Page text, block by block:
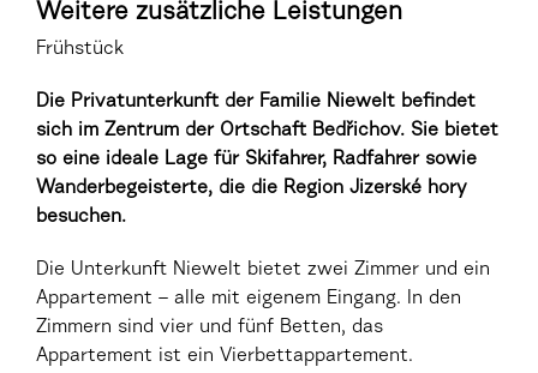
Weitere zusätzliche Leistungen
Frühstück
Die Privatunterkunft der Familie Niewelt befindet
sich im Zentrum der Ortschaft Bedřichov. Sie bietet
so eine ideale Lage für Skifahrer, Radfahrer sowie
Wanderbegeisterte, die die Region Jizerské hory
besuchen.
Die Unterkunft Niewelt bietet zwei Zimmer und ein
Appartement – alle mit eigenem Eingang. In den
Zimmern sind vier und fünf Betten, das
Appartement ist ein Vierbettappartement.